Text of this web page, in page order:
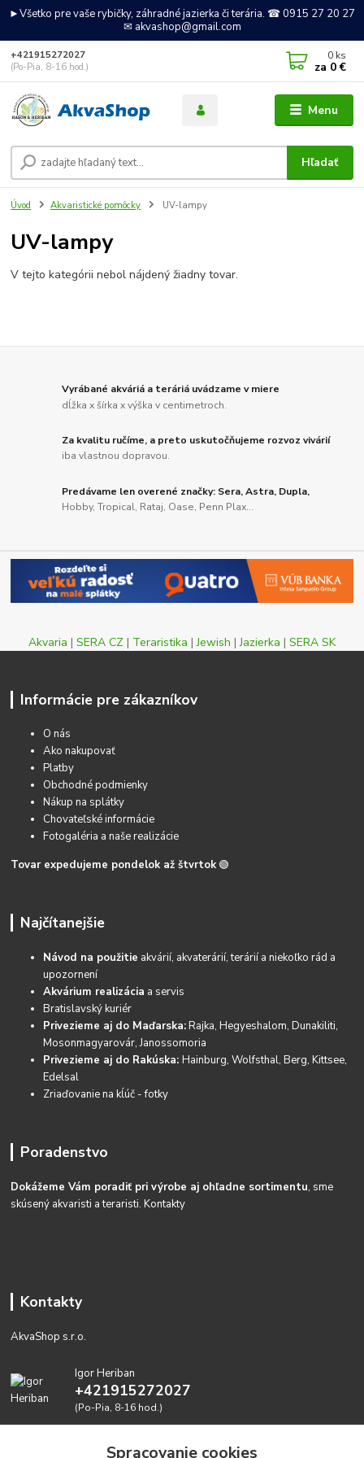
►Všetko pre vaše rybičky, záhradné jazierka či terária. ☎ 0915 27 20 27
✉ akvashop@gmail.com
Menu
Hľadať
+421915272027
(Po-Pia, 8-16 hod.)
0 ks
za 0 €
Úvod Akvaristické pomôcky UV-lampy
UV-lampy
V tejto kategórii nebol nájdený žiadny tovar.
Vyrábané akváriá a teráriá uvádzame v miere
dĺžka x šírka x výška v centimetroch.
Za kvalitu ručíme, a preto uskutočňujeme rozvoz vivárií
iba vlastnou dopravou.
Predávame len overené značky: Sera, Astra, Dupla,
Hobby, Tropical, Rataj, Oase, Penn Plax...
Akvaria | SERA CZ | Teraristika |Jewish |Jazierka | SERA SK
Informácie pre zákazníkov
O nás
Ako nakupovať
Platby
Obchodné podmienky
Nákup na splátky
Chovateľské informácie
Fotogaléria a naše realizácie
Tovar expedujeme pondelok až štvrtok 🟢
Najčítanejšie
Návod na použitie akvárií, akvaterárií, terárií a niekoľko rád a
upozornení
Akvárium realizácia a servis
Bratislavský kuriér
Privezieme aj do Maďarska:Rajka, Hegyeshalom, Dunakiliti,
Mosonmagyarovár, Janossomoria
Privezieme aj do Rakúska:Hainburg, Wolfsthal, Berg, Kittsee,
Edelsal
Zriaďovanie na kĺúč - fotky
Poradenstvo
Dokážeme Vám poradiť pri výrobe aj ohľadne sortimentu, sme
skúsený akvaristi a teraristi.Kontakty
Kontakty
AkvaShop s.r.o.
Igor Heriban
+421915272027
(Po-Pia, 8-16 hod.)
Spracovanie cookies